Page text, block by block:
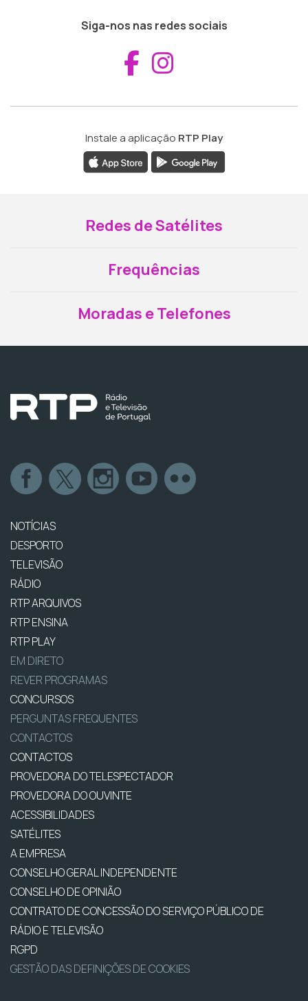
Siga-nos nas redes sociais
Aceder ao
Instale a aplicação RTP Play
Redes de Satélites
Frequências
Moradas e Telefones
NOTÍCIAS
DESPORTO
TELEVISÃO
RÁDIO
RTP ARQUIVOS
RTP ENSINA
RTP PLAY
EM DIRETO
REVER PROGRAMAS
CONCURSOS
PERGUNTAS FREQUENTES
CONTACTOS
CONTACTOS
PROVEDORA DO TELESPECTADOR
PROVEDORA DO OUVINTE
ACESSIBILIDADES
SATÉLITES
A EMPRESA
CONSELHO GERAL INDEPENDENTE
CONSELHO DE OPINIÃO
CONTRATO DE CONCESSÃO DO SERVIÇO PÚBLICO DE
RÁDIO E TELEVISÃO
RGPD
GESTÃO DAS DEFINIÇÕES DE COOKIES